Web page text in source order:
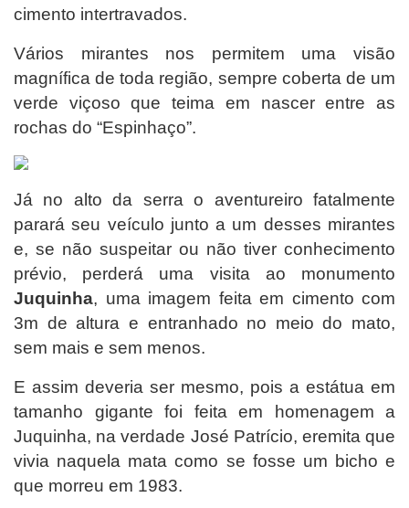
cimento intertravados.
Vários mirantes nos permitem uma visão
magnífica de toda região, sempre coberta de um
verde viçoso que teima em nascer entre as
rochas do “Espinhaço”.
Já no alto da serra o aventureiro fatalmente
parará seu veículo junto a um desses mirantes
e, se não suspeitar ou não tiver conhecimento
prévio, perderá uma visita ao monumento
Juquinha, uma imagem feita em cimento com
3m de altura e entranhado no meio do mato,
sem mais e sem menos.
E assim deveria ser mesmo, pois a estátua em
tamanho gigante foi feita em homenagem a
Juquinha, na verdade José Patrício, eremita que
vivia naquela mata como se fosse um bicho e
que morreu em 1983.